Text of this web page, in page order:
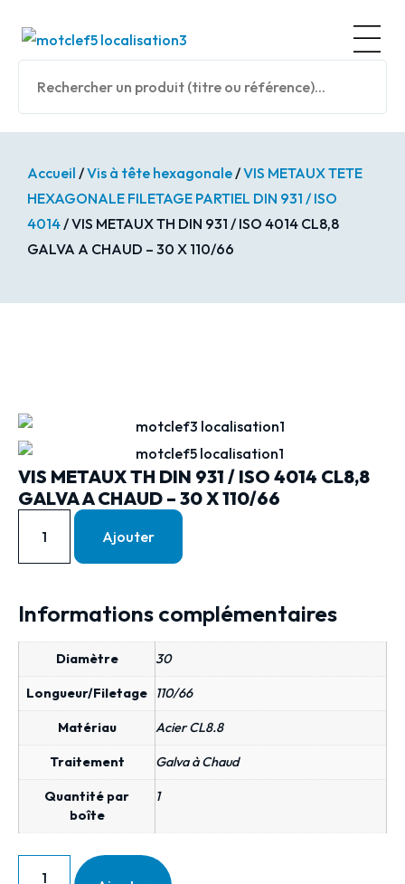
Accueil /Vis à tête hexagonale/VIS METAUX TETE
HEXAGONALE FILETAGE PARTIEL DIN 931 / ISO
4014/ VIS METAUX TH DIN 931 / ISO 4014 CL8,8
GALVA A CHAUD – 30 X 110/66
VIS METAUX TH DIN 931 / ISO 4014 CL8,8
GALVA A CHAUD – 30 X 110/66
Ajouter
Informations complémentaires
Diamètre 30
Longueur/Filetage 110/66
Matériau Acier CL8.8
Traitement Galva à Chaud
Quantité par
boîte
1